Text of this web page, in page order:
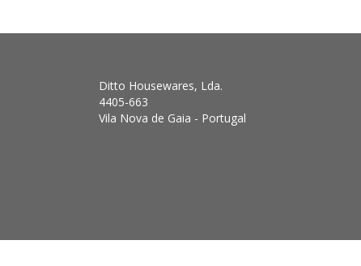
Ditto Housewares, Lda.
4405-663
Vila Nova de Gaia - Portugal